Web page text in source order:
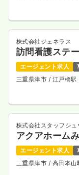
株式会社ジェネラス
訪問看護ステ
エージェント求人
三重県津市 / 江戸橋駅
株式会社スタッフシュ
アクアホーム
エージェント求人
三重県津市 / 高田本山